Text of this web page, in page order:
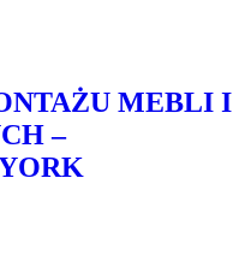
MEBLI I
–